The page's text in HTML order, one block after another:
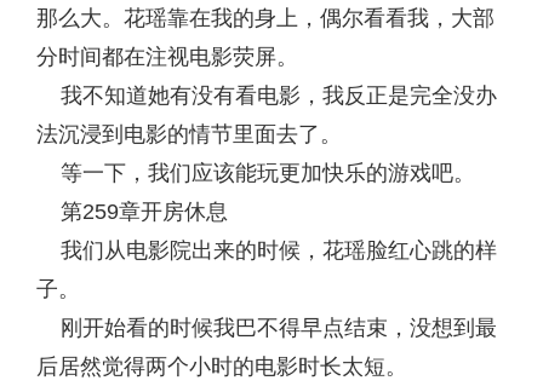
那么大。花瑶靠在我的身上，偶尔看看我，大部
分时间都在注视电影荧屏。
我不知道她有没有看电影，我反正是完全没办
法沉浸到电影的情节里面去了。
等一下，我们应该能玩更加快乐的游戏吧。
第259章开房休息
我们从电影院出来的时候，花瑶脸红心跳的样
子。
刚开始看的时候我巴不得早点结束，没想到最
后居然觉得两个小时的电影时长太短。